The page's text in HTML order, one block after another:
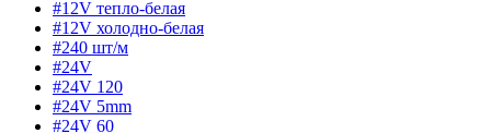
#12V тепло-белая
#12V холодно-белая
#240 шт/м
#24V
#24V 120
#24V 5mm
#24V 60